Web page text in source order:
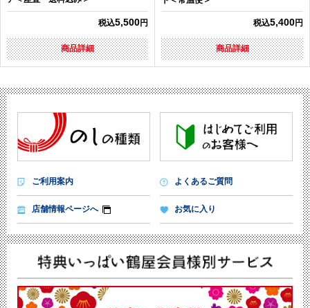
税込5,500円
商品詳細
税込5,400円
商品詳細
ご利用案内 よくあるご質問
店舗情報ページへ お気に入り